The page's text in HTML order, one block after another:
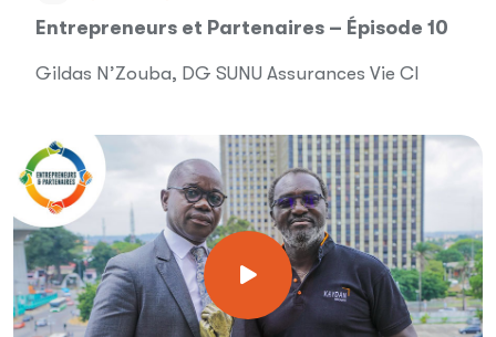
Entrepreneurs et Partenaires – Épisode 10
Gildas N’Zouba, DG SUNU Assurances Vie CI